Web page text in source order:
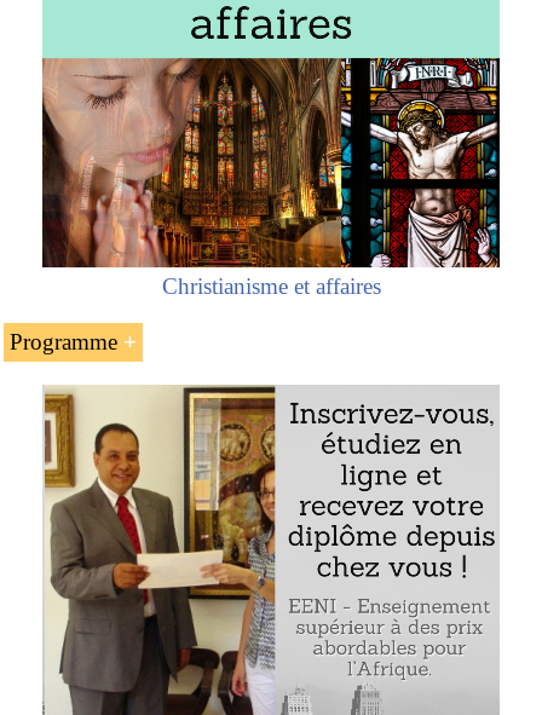
Christianisme et affaires
Programme
L’introduction aux États-Unis mexicains
L’évolution de l’économie mexicaine
L’industrie aérospatiale mexicaine
Le secteur automobile mexicain
Le secteur agroalimentaire mexicain
Étude de cas : l’acquisition de FEMSA par
Heineken
Les industries créatives
Les dispositifs médicaux